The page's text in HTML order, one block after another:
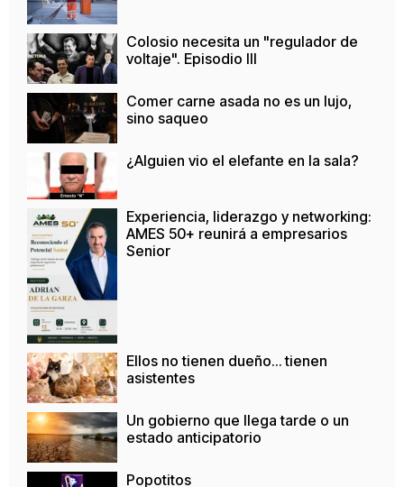
Colosio necesita un "regulador de
voltaje". Episodio III
Comer carne asada no es un lujo,
sino saqueo
¿Alguien vio el elefante en la sala?
Experiencia, liderazgo y networking:
AMES 50+ reunirá a empresarios
Senior
Ellos no tienen dueño… tienen
asistentes
Un gobierno que llega tarde o un
estado anticipatorio
Popotitos